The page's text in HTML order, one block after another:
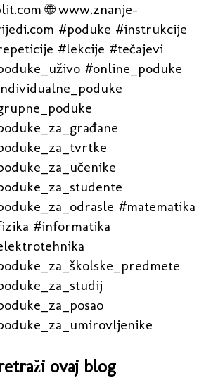
🌐 www.znanje-
#poduke #instrukcije
#lekcije #tečajevi
#online_poduke
#matematika
#informatika
ovaj blog